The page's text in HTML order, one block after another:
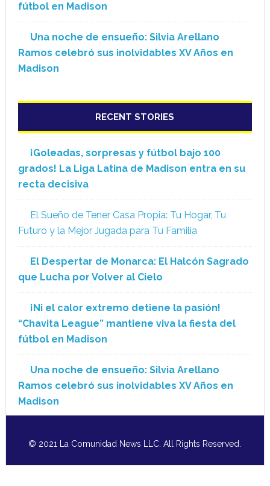
fútbol en Madison
Una noche de ensueño: Silvia Arellano
Ramos celebró sus inolvidables XV Años en
Madison
RECENT STORIES
¡Goleadas, sorpresas y fútbol bajo 100
grados! La Liga Latina de Madison entra en su
recta decisiva
El Sueño de Tener Casa Propia: Tu Hogar, Tu
Futuro y la Mejor Jugada para Tu Familia
El Despertar de Monarca: El Halcón Sagrado
que Lucha por Volver al Cielo
¡Ni el calor extremo detiene la pasión!
“Chavita League” mantiene viva la fiesta del
fútbol en Madison
Una noche de ensueño: Silvia Arellano
Ramos celebró sus inolvidables XV Años en
Madison
© 2021 La Comunidad News LLC. All Rights Reserved.